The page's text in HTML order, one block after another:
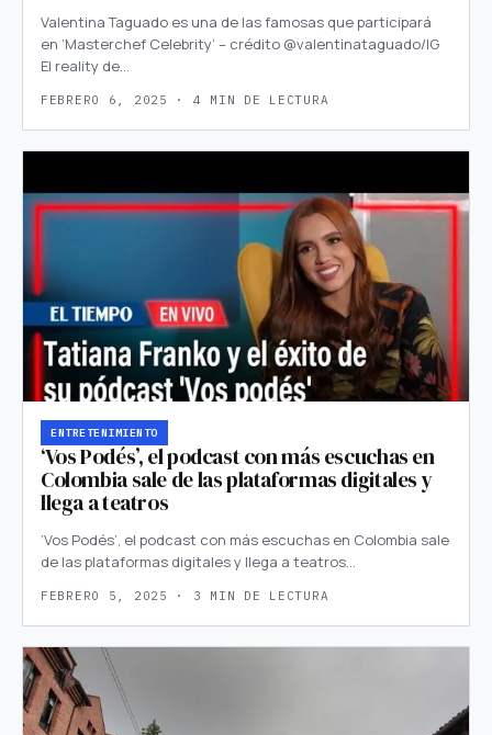
Valentina Taguado es una de las famosas que participará
en ‘Masterchef Celebrity’ – crédito @valentinataguado/IG
El reality de…
FEBRERO 6, 2025 · 4 MIN DE LECTURA
ENTRETENIMIENTO
‘Vos Podés’, el podcast con más escuchas en
Colombia sale de las plataformas digitales y
llega a teatros
‘Vos Podés’, el podcast con más escuchas en Colombia sale
de las plataformas digitales y llega a teatros…
FEBRERO 5, 2025 · 3 MIN DE LECTURA